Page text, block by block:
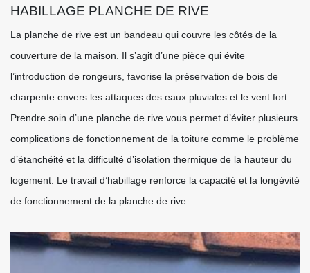
HABILLAGE PLANCHE DE RIVE
La planche de rive est un bandeau qui couvre les côtés de la
couverture de la maison. Il s’agit d’une pièce qui évite
l’introduction de rongeurs, favorise la préservation de bois de
charpente envers les attaques des eaux pluviales et le vent fort.
Prendre soin d’une planche de rive vous permet d’éviter plusieurs
complications de fonctionnement de la toiture comme le problème
d’étanchéité et la difficulté d’isolation thermique de la hauteur du
logement. Le travail d’habillage renforce la capacité et la longévité
de fonctionnement de la planche de rive.